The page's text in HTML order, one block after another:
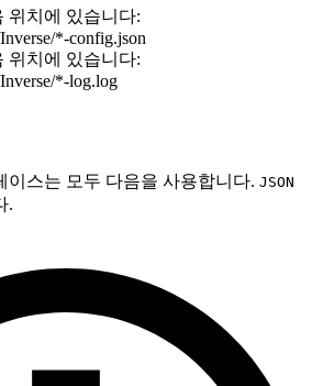
위치에 있습니다:
*-config.json
위치에 있습니다:
*-log.log
이스는 모두 다음을 사용합니다. JSON
.